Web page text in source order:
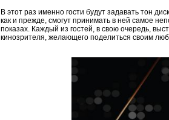
В этот раз именно гости будут задавать тон
как и прежде, смогут принимать в ней самое
показах. Каждый из гостей, в свою очередь,
кинозрителя, желающего поделиться своим